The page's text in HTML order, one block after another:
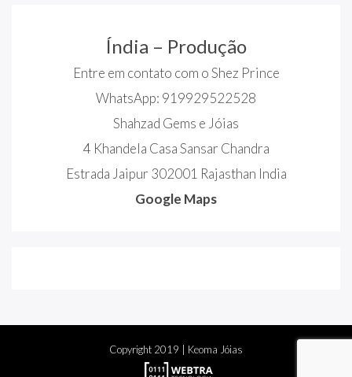
Índia – Produção
Entre em contato com o Shez Prince
WhatsApp: 919929522528
Shahzad Gems e Jóias
4 Khandela Casa Sansar Chandra
Estrada Jaipur 302001 Rajasthan India
Google Maps
Copyright 2019 | Keoma Jóias